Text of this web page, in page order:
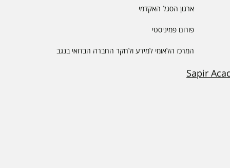
ארגון הסגל האקדמי
פורום פמיניסטי
המרכז הלאומי למידע ולחקר החברה הבדואי בנגב
Sapir